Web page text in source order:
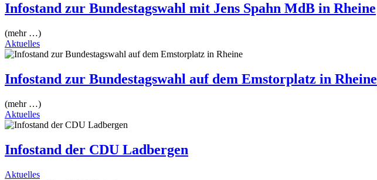
Infostand zur Bundestagswahl mit Jens Spahn MdB in Rheine
(mehr …)
Aktuelles
Infostand zur Bundestagswahl auf dem Emstorplatz in Rheine
(mehr …)
Aktuelles
Infostand der CDU Ladbergen
Aktuelles